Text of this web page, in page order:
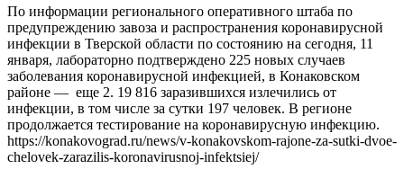
По информации регионального оперативного штаба по
предупреждению завоза и распространения коронавирусной
инфекции в Тверской области по состоянию на сегодня, 11
января, лабораторно подтверждено 225 новых случаев
заболевания коронавирусной инфекцией, в Конаковском
районе — еще 2. 19 816 заразившихся излечились от
инфекции, в том числе за сутки 197 человек. В регионе
продолжается тестирование на коронавирусную инфекцию.
https://konakovograd.ru/news/v-konakovskom-rajone-za-sutki-dvoe-
chelovek-zarazilis-koronavirusnoj-infektsiej/